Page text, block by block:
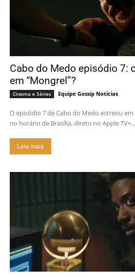
Cabo do Medo episódio 7:
em “Mongrel”?
Cinema e Séries Equipe Gossip Notícias
O episódio 7 de Cabo do Medo estreou em
no horário de Brasília, direto no Apple
Leia mais